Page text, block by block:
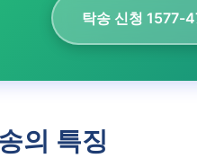
탁송 신청 1577-
의 특징